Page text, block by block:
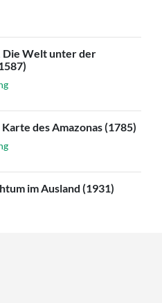
Die Welt unter der
des Amazonas (1785)
im Ausland (1931)